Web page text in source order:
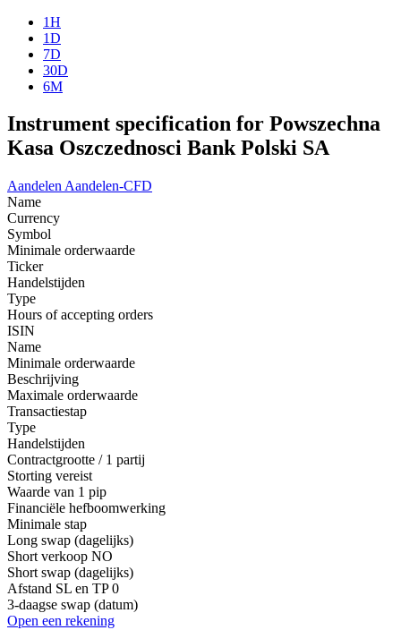
1H
1D
7D
30D
6M
Instrument specification for Powszechna
Kasa Oszczednosci Bank Polski SA
Aandelen Aandelen-CFD
Name
Currency
Symbol
Minimale orderwaarde
Ticker
Handelstijden
Type
Hours of accepting orders
ISIN
Name
Minimale orderwaarde
Beschrijving
Maximale orderwaarde
Transactiestap
Type
Handelstijden
Contractgrootte / 1 partij
Storting vereist
Waarde van 1 pip
Financiële hefboomwerking
Minimale stap
Long swap (dagelijks)
Short verkoop NO
Short swap (dagelijks)
Afstand SL en TP 0
3-daagse swap (datum)
Open een rekening